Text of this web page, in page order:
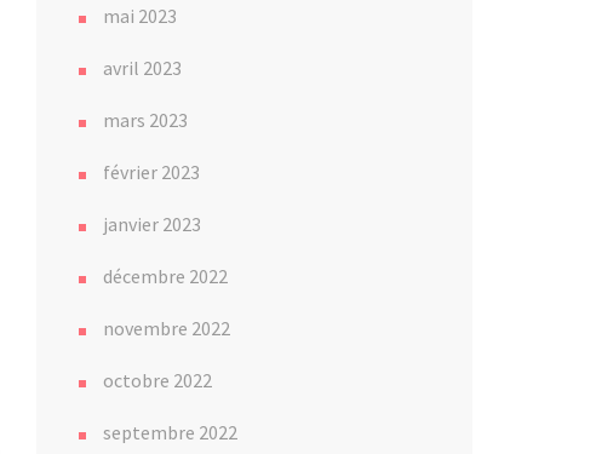
mai 2023
avril 2023
mars 2023
février 2023
janvier 2023
décembre 2022
novembre 2022
octobre 2022
septembre 2022